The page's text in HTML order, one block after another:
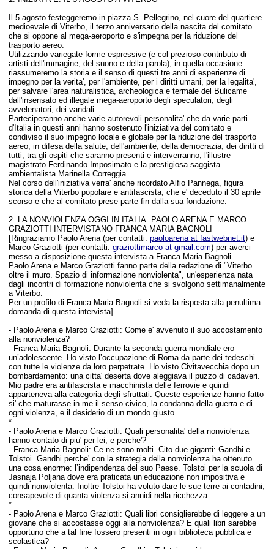
Il 5 agosto festeggeremo in piazza S. Pellegrino, nel cuore del quartiere
medioevale di Viterbo, il terzo anniversario della nascita del comitato
che si oppone al mega-aeroporto e s'impegna per la riduzione del
trasporto aereo.
Utilizzando variegate forme espressive (e col prezioso contributo di
artisti dell'immagine, del suono e della parola), in quella occasione
riassumeremo la storia e il senso di questi tre anni di esperienze di
impegno per la verita', per l'ambiente, per i diritti umani, per la legalita',
per salvare l'area naturalistica, archeologica e termale del Bulicame
dall'insensato ed illegale mega-aeroporto degli speculatori, degli
avvelenatori, dei vandali.
Parteciperanno anche varie autorevoli personalita' che da varie parti
d'Italia in questi anni hanno sostenuto l'iniziativa del comitato e
condiviso il suo impegno locale e globale per la riduzione del trasporto
aereo, in difesa della salute, dell'ambiente, della democrazia, dei diritti di
tutti; tra gli ospiti che saranno presenti e interverranno, l'illustre
magistrato Ferdinando Imposimato e la prestigiosa saggista
ambientalista Marinella Correggia.
Nel corso dell'iniziativa verra' anche ricordato Alfio Pannega, figura
storica della Viterbo popolare e antifascista, che e' deceduto il 30 aprile
scorso e che al comitato prese parte fin dalla sua fondazione.
2. LA NONVIOLENZA OGGI IN ITALIA. PAOLO ARENA E MARCO
GRAZIOTTI INTERVISTANO FRANCA MARIA BAGNOLI
[Ringraziamo Paolo Arena (per contatti: paoloarena at fastwebnet.it) e
Marco Graziotti (per contatti: graziottimarco at gmail.com) per averci
messo a disposizione questa intervista a Franca Maria Bagnoli.
Paolo Arena e Marco Graziotti fanno parte della redazione di "Viterbo
oltre il muro. Spazio di informazione nonviolenta", un'esperienza nata
dagli incontri di formazione nonviolenta che si svolgono settimanalmente
a Viterbo.
Per un profilo di Franca Maria Bagnoli si veda la risposta alla penultima
domanda di questa intervista]
- Paolo Arena e Marco Graziotti: Come e' avvenuto il suo accostamento
alla nonviolenza?
- Franca Maria Bagnoli: Durante la seconda guerra mondiale ero
un’adolescente. Ho visto l’occupazione di Roma da parte dei tedeschi
con tutte le violenze da loro perpetrate. Ho visto Civitavecchia dopo un
bombardamento: una citta' deserta dove aleggiava il puzzo di cadaveri.
Mio padre era antifascista e macchinista delle ferrovie e quindi
apparteneva alla categoria degli sfruttati. Queste esperienze hanno fatto
si' che maturasse in me il senso civico, la condanna della guerra e di
ogni violenza, e il desiderio di un mondo giusto.
*
- Paolo Arena e Marco Graziotti: Quali personalita' della nonviolenza
hanno contato di piu' per lei, e perche'?
- Franca Maria Bagnoli: Ce ne sono molti. Cito due giganti: Gandhi e
Tolstoi. Gandhi perche' con la strategia della nonviolenza ha ottenuto
una cosa enorme: l’indipendenza del suo Paese. Tolstoi per la scuola di
Jasnaja Poljana dove era praticata un’educazione non impositiva e
quindi nonviolenta. Inoltre Tolstoi ha voluto dare le sue terre ai contadini,
consapevole di quanta violenza si annidi nella ricchezza.
*
- Paolo Arena e Marco Graziotti: Quali libri consiglierebbe di leggere a un
giovane che si accostasse oggi alla nonviolenza? E quali libri sarebbe
opportuno che a tal fine fossero presenti in ogni biblioteca pubblica e
scolastica?